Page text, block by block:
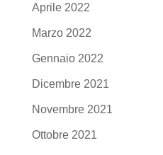
Aprile 2022
Marzo 2022
Gennaio 2022
Dicembre 2021
Novembre 2021
Ottobre 2021